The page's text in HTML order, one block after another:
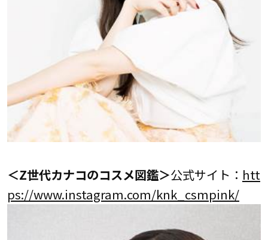
＜Z世代カナコのコスメ図鑑＞公式サイト： htt
ps://www.instagram.com/knk_csmpink/